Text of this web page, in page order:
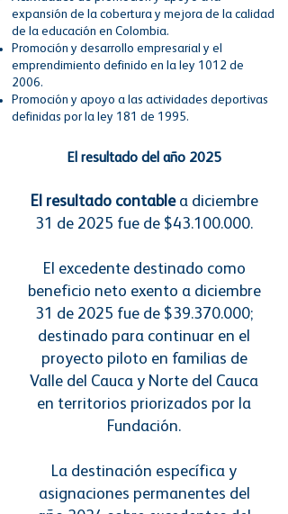
expansión de la cobertura y mejora de la calidad
de la educación en Colombia.
Promoción y desarrollo empresarial y el
emprendimiento definido en la ley 1012 de
2006.
Promoción y apoyo a las actividades deportivas
definidas por la ley 181 de 1995.
El resultado del año 2025
El resultado contablea diciembre
31 de 2025 fue de $43.100.000.
El excedente destinado como
beneficio neto exento a diciembre
31 de 2025 fue de $39.370.000;
destinado para continuar en el
proyecto piloto en familias de
Valle del Cauca y Norte del Cauca
en territorios priorizados por la
Fundación.
La destinación específica y
asignaciones permanentes del